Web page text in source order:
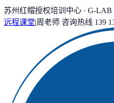
苏州红帽授权培训中心 · G-LAB
远程课堂|周老师 咨询热线 139